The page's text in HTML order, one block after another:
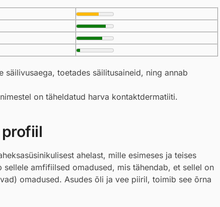
toetades säilitusaineid, ning annab
on täheldatud harva kontaktdermatiiti.
ahelast, mille esimeses ja teises
amfifiilsed omadused, mis tähendab, et sellel on
omadused. Asudes õli ja vee piiril, toimib see õrna